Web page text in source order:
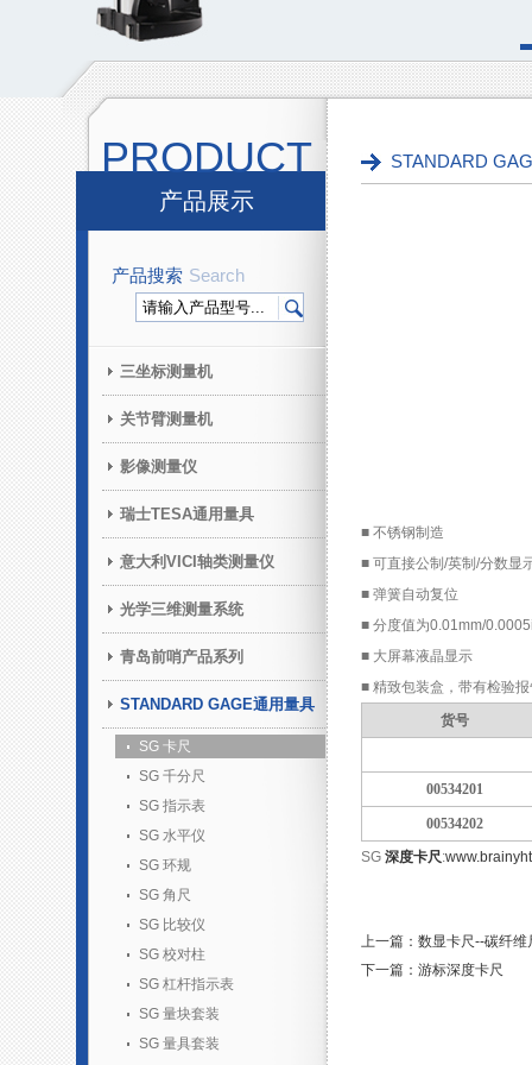
PRODUCT
产品展示
产品搜索 Search
三坐标测量机
关节臂测量机
影像测量仪
瑞士TESA通用量具
意大利VICI轴类测量仪
光学三维测量系统
青岛前哨产品系列
STANDARD GAGE通用量具
SG 卡尺
SG 千分尺
SG 指示表
SG 水平仪
SG 环规
SG 角尺
SG 比较仪
SG 校对柱
SG 杠杆指示表
SG 量块套装
SG 量具套装
STANDARD
■ 不锈钢制造
■ 可直接公制/英制/分数显
■ 弹簧自动复位
■ 分度值为0.01mm/
■ 大屏幕液晶显示
■ 精致包装盒，带有检验
货号
00534201
00534202
SG 深度卡尺:
上一篇：数显卡尺--碳纤维
下一篇：游标深度卡尺